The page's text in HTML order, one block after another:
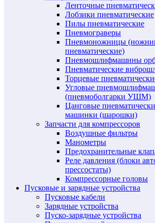
Ленточные
Лобзики пневматические
Пилы пневматические
Пневмограверы
Пневмоножницы
пневматические)
Пневмошлифмашины
Пневматические
Торцевые
Угловые
(пневмоболгарки УШМ)
Цанговые
машинки (шарошки)
Запчасти для компрессоров
Воздушные фильтры
Манометры
Предохранительные
Реле давления (блоки
прессостаты)
Компрессорные головы
Пусковые и зарядные устройства
Пусковые кабели
Зарядные устройства
Пуско-зарядные устройства